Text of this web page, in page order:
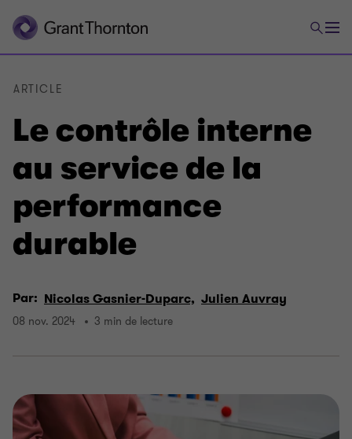
Le contrôle interne
au service de la
performance
durable
ARTICLE
Par: Nicolas Gasnier-Duparc, Julien Auvray
08 nov. 2024 3 min de lecture